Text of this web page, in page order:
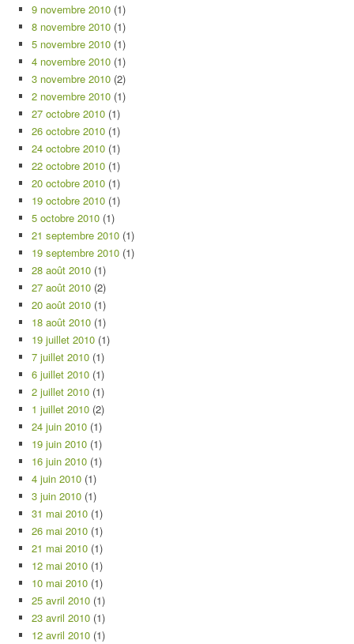
9 novembre 2010 (1)
8 novembre 2010 (1)
5 novembre 2010 (1)
4 novembre 2010 (1)
3 novembre 2010 (2)
2 novembre 2010 (1)
27 octobre 2010 (1)
26 octobre 2010 (1)
24 octobre 2010 (1)
22 octobre 2010 (1)
20 octobre 2010 (1)
19 octobre 2010 (1)
5 octobre 2010 (1)
21 septembre 2010 (1)
19 septembre 2010 (1)
28 août 2010 (1)
27 août 2010 (2)
20 août 2010 (1)
18 août 2010 (1)
19 juillet 2010 (1)
7 juillet 2010 (1)
6 juillet 2010 (1)
2 juillet 2010 (1)
1 juillet 2010 (2)
24 juin 2010 (1)
19 juin 2010 (1)
16 juin 2010 (1)
4 juin 2010 (1)
3 juin 2010 (1)
31 mai 2010 (1)
26 mai 2010 (1)
21 mai 2010 (1)
12 mai 2010 (1)
10 mai 2010 (1)
25 avril 2010 (1)
23 avril 2010 (1)
12 avril 2010 (1)